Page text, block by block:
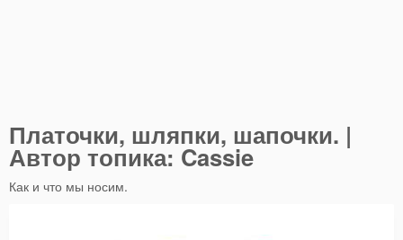
Платочки, шляпки, шапочки. |
Автор топика: Cassie
Как и что мы носим.